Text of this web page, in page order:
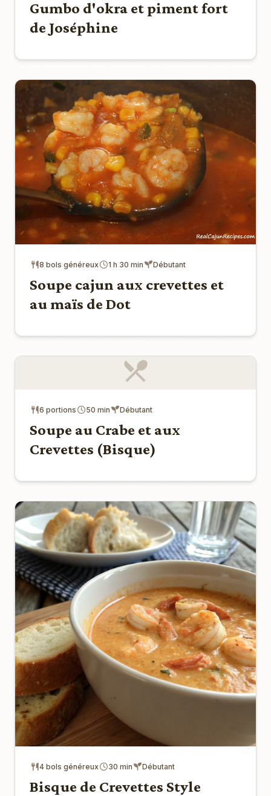
Gumbo d'okra et piment fort
de Joséphine
8 bols généreux 1 h 30 min Débutant
Soupe cajun aux crevettes et
au maïs de Dot
6 portions 50 min Débutant
Soupe au Crabe et aux
Crevettes (Bisque)
4 bols généreux 30 min Débutant
Bisque de Crevettes Style